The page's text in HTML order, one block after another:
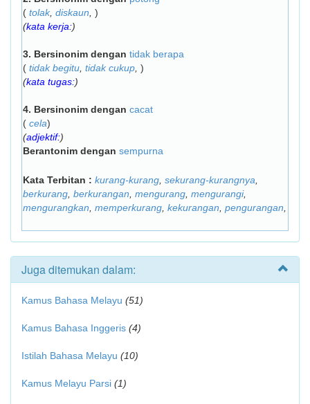
( tolak, diskaun )
(kata kerja:)
3. Bersinonim dengan tidak berapa
( tidak begitu tidak cukup )
(kata tugas:)
4. Bersinonim dengan cacat
( cela)
(adjektif:)
Berantonim dengan sempurna
Kata Terbitan : kurang-kurang sekurang-kurangnya
berkurang berkurangan mengurang mengurangi,
mengurangkan memperkurang kekurangan pengurangan
Juga ditemukan dalam:
Kamus Bahasa Melayu (51)
Kamus Bahasa Inggeris (4)
Istilah Bahasa Melayu (10)
Kamus Melayu Parsi (1)